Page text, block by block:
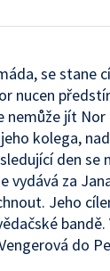
se stane
nucen
nemůže jít
kolega,
den se
vydává za
Jeho
do